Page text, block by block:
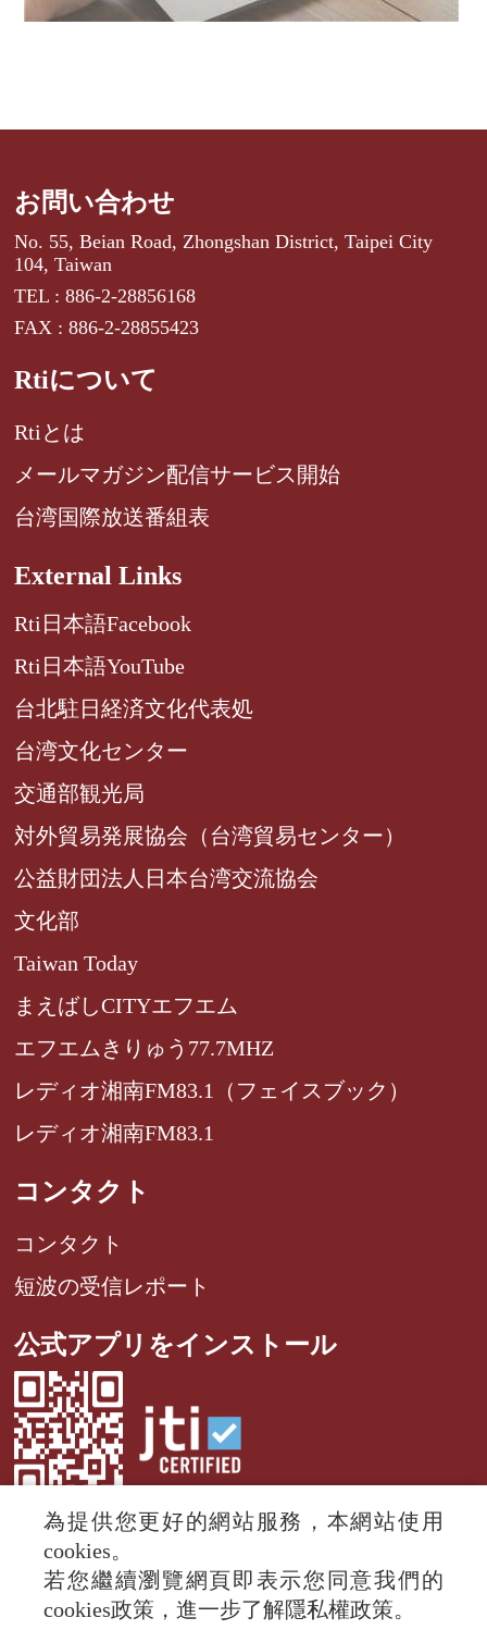
お問い合わせ
No. 55, Beian Road, Zhongshan District, Taipei City
104, Taiwan
TEL : 886-2-28856168
FAX : 886-2-28855423
Rtiについて
Rtiとは
メールマガジン配信サービス開始
台湾国際放送番組表
External Links
Rti日本語Facebook
Rti日本語YouTube
台北駐日経済文化代表処
台湾文化センター
交通部観光局
対外貿易発展協会（台湾貿易センター）
公益財団法人日本台湾交流協会
文化部
Taiwan Today
まえばしCITYエフエム
エフエムきりゅう77.7MHZ
レディオ湘南FM83.1（フェイスブック）
レディオ湘南FM83.1
コンタクト
コンタクト
短波の受信レポート
公式アプリをインストール
© 2024 RTI (Radio Taiwan International).
All rights reserved.
為提供您更好的網站服務，本網站使用
cookies。
若您繼續瀏覽網頁即表示您同意我們的
cookies政策，進一步了解隱私權政策。